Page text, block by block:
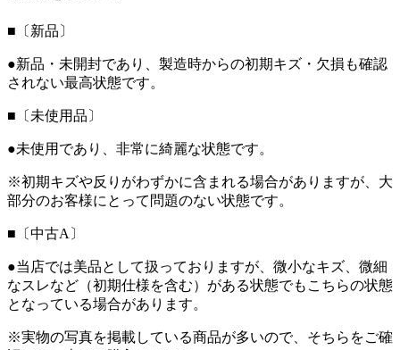
■〔新品〕
●新品・未開封であり、製造時からの初期キズ・欠損も確認
されない最高状態です。
■〔未使用品〕
●未使用であり、非常に綺麗な状態です。
※初期キズや反りがわずかに含まれる場合がありますが、大
部分のお客様にとって問題のない状態です。
■〔中古A〕
●当店では美品として扱っておりますが、微小なキズ、微細
なスレなど（初期仕様を含む）がある状態でもこちらの状態
となっている場合があります。
※実物の写真を掲載している商品が多いので、そちらをご確